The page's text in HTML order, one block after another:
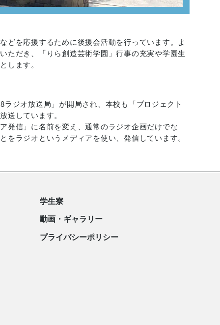
どを応援するために後援会活動を行っています。よ
ただき、「りら創造芸術学園」行事の充実や学園生
します。
ジオ放送局」が開局され、本校も「プロジェクト
送しています。
発信」に名前を変え、通常のラジオ企画だけでな
をラジオというメディアを使い、発信しています。
学生寮
動画・ギャラリー
プライバシーポリシー